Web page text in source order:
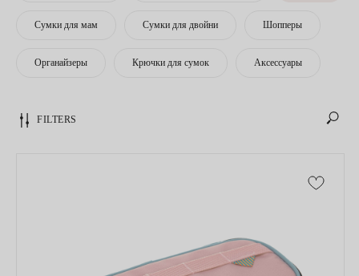
Сумки для мам Сумки для двойни Шопперы
Органайзеры Крючки для сумок Аксессуары
FILTERS